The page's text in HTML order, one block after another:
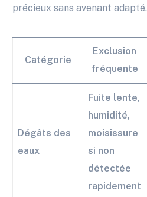
précieux sans avenant adapté.
Catégorie
Exclusion
fréquente
Dégâts des
eaux
Fuite lente,
humidité,
moisissure
si non
détectée
rapidement